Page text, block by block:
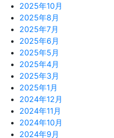
2025年10月
2025年8月
2025年7月
2025年6月
2025年5月
2025年4月
2025年3月
2025年1月
2024年12月
2024年11月
2024年10月
2024年9月